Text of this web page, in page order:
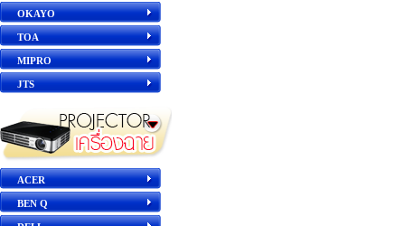
OKAYO
TOA
MIPRO
JTS
ACER
BEN Q